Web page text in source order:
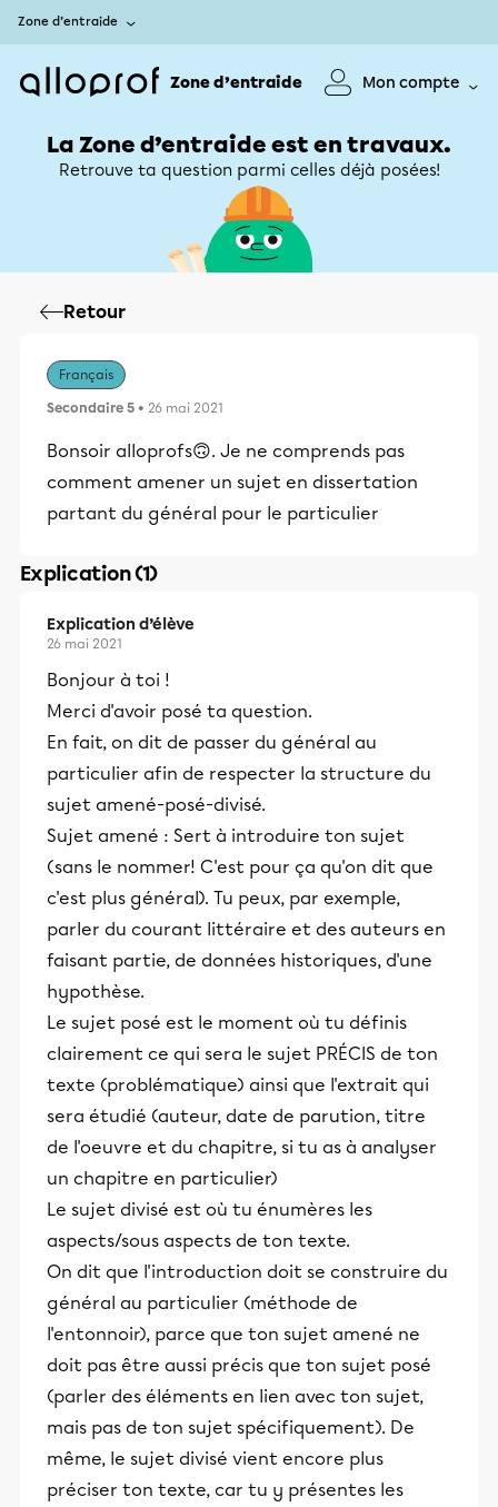
Zone d’entraide
Zone d’entraide Mon compte
La Zone d’entraide est en travaux.
Retrouve ta question parmi celles déjà posées!
Retour
Français
Secondaire 5 • 26 mai 2021
Bonsoir alloprofs🙃. Je ne comprends pas
comment amener un sujet en dissertation
partant du général pour le particulier
Explication (1)
Explication d’élève
26 mai 2021
Bonjour à toi !
Merci d'avoir posé ta question.
En fait, on dit de passer du général au
particulier afin de respecter la structure du
sujet amené-posé-divisé.
Sujet amené : Sert à introduire ton sujet
(sans le nommer! C'est pour ça qu'on dit que
c'est plus général). Tu peux, par exemple,
parler du courant littéraire et des auteurs en
faisant partie, de données historiques, d'une
hypothèse.
Le sujet posé est le moment où tu définis
clairement ce qui sera le sujet PRÉCIS de ton
texte (problématique) ainsi que l'extrait qui
sera étudié (auteur, date de parution, titre
de l'oeuvre et du chapitre, si tu as à analyser
un chapitre en particulier)
Le sujet divisé est où tu énumères les
aspects/sous aspects de ton texte.
On dit que l'introduction doit se construire du
général au particulier (méthode de
l'entonnoir), parce que ton sujet amené ne
doit pas être aussi précis que ton sujet posé
(parler des éléments en lien avec ton sujet,
mais pas de ton sujet spécifiquement). De
même, le sujet divisé vient encore plus
préciser ton texte, car tu y présentes les